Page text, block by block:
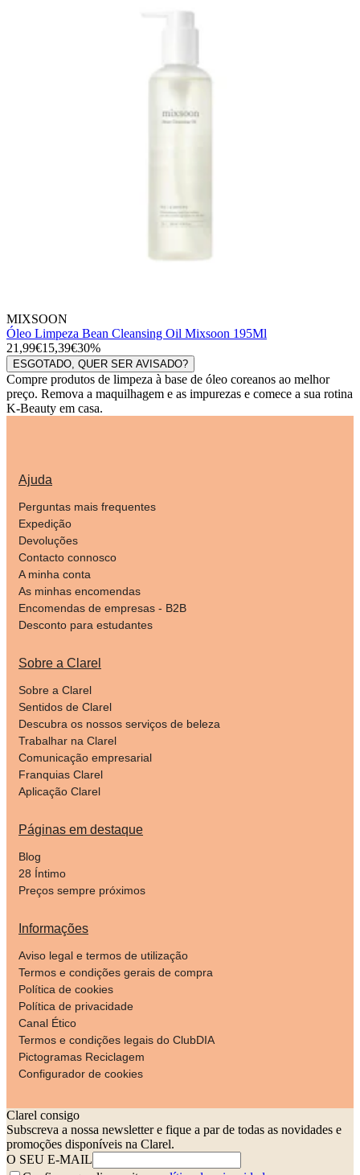
MIXSOON
Óleo Limpeza Bean Cleansing Oil Mixsoon 195Ml
21,99€15,39€30%
ESGOTADO, QUER SER AVISADO?
Compre produtos de limpeza à base de óleo coreanos ao melhor
preço. Remova a maquilhagem e as impurezas e comece a sua rotina
K-Beauty em casa.
Ajuda
Perguntas mais frequentes
Expedição
Devoluções
Contacto connosco
A minha conta
As minhas encomendas
Encomendas de empresas - B2B
Desconto para estudantes
Sobre a Clarel
Sobre a Clarel
Sentidos de Clarel
Descubra os nossos serviços de beleza
Trabalhar na Clarel
Comunicação empresarial
Franquias Clarel
Aplicação Clarel
Páginas em destaque
Blog
28 Íntimo
Preços sempre próximos
Informações
Aviso legal e termos de utilização
Termos e condições gerais de compra
Política de cookies
Política de privacidade
Canal Ético
Termos e condições legais do ClubDIA
Pictogramas Reciclagem
Configurador de cookies
Clarel consigo
Subscreva a nossa newsletter e fique a par de todas as novidades e
promoções disponíveis na Clarel.
O SEU E-MAIL